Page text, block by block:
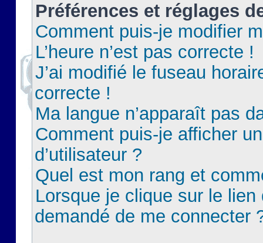
Préférences et réglages
Comment puis-je modifier
L’heure n’est pas correcte !
J’ai modifié le fuseau
correcte !
Ma langue n’apparaît pas
Comment puis-je afficher
d’utilisateur ?
Quel est mon rang et
Lorsque je clique sur le lien
demandé de me connecter